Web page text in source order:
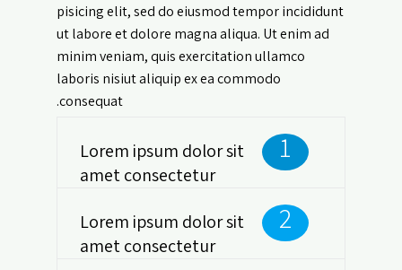
pisicing elit, sed do eiusmod tempor incididunt
ut labore et dolore magna aliqua. Ut enim ad
minim veniam, quis exercitation ullamco
laboris nisiut aliquip ex ea commodo
consequat.
1
Lorem ipsum dolor sit
amet consectetur
2
Lorem ipsum dolor sit
amet consectetur